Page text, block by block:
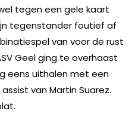
tegen een gele kaart
tegenstander foutief af
van voor de rust
Geel ging te overhaast
eens uithalen met een
van Martin Suarez.